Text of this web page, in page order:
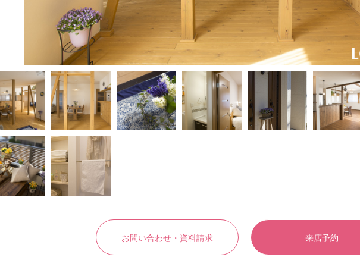
お問い合わせ・資料請求 来店予約